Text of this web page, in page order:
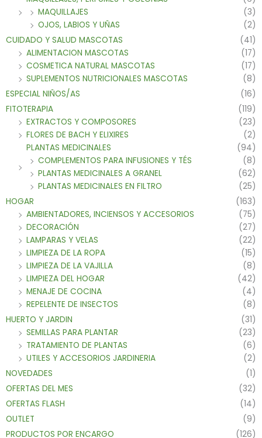
MAQUILLAJES
(3)
OJOS, LABIOS Y UÑAS
(2)
CUIDADO Y SALUD MASCOTAS
(41)
ALIMENTACION MASCOTAS
(17)
COSMETICA NATURAL MASCOTAS
(17)
SUPLEMENTOS NUTRICIONALES MASCOTAS
(8)
ESPECIAL NIÑOS/AS
(16)
FITOTERAPIA
(119)
EXTRACTOS Y COMPOSORES
(23)
FLORES DE BACH Y ELIXIRES
(2)
PLANTAS MEDICINALES
(94)
COMPLEMENTOS PARA INFUSIONES Y TÉS
(8)
PLANTAS MEDICINALES A GRANEL
(62)
PLANTAS MEDICINALES EN FILTRO
(25)
HOGAR
(163)
AMBIENTADORES, INCIENSOS Y ACCESORIOS
(75)
DECORACIÓN
(27)
LAMPARAS Y VELAS
(22)
LIMPIEZA DE LA ROPA
(15)
LIMPIEZA DE LA VAJILLA
(8)
LIMPIEZA DEL HOGAR
(42)
MENAJE DE COCINA
(4)
REPELENTE DE INSECTOS
(8)
HUERTO Y JARDIN
(31)
SEMILLAS PARA PLANTAR
(23)
TRATAMIENTO DE PLANTAS
(6)
UTILES Y ACCESORIOS JARDINERIA
(2)
NOVEDADES
(1)
OFERTAS DEL MES
(32)
OFERTAS FLASH
(14)
OUTLET
(9)
PRODUCTOS POR ENCARGO
(126)